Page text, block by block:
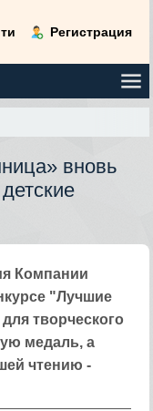
Регистрация
вновь
Компании
"Лучшие
творческого
медаль, а
чтению -